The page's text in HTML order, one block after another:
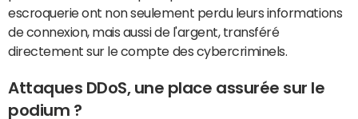
escroquerie ont non seulement perdu leurs informations
de connexion, mais aussi de l'argent, transféré
directement sur le compte des cybercriminels.
Attaques DDoS, une place assurée sur le
podium ?